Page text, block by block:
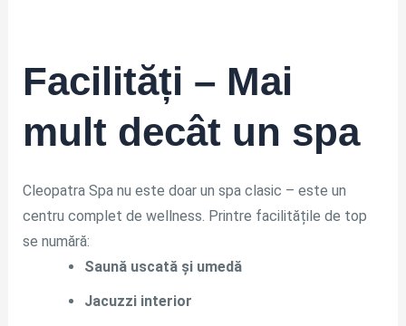
Facilități – Mai
mult decât un spa
Cleopatra Spa nu este doar un spa clasic – este un
centru complet de wellness. Printre facilitățile de top
se numără:
Saună uscată și umedă
Jacuzzi interior